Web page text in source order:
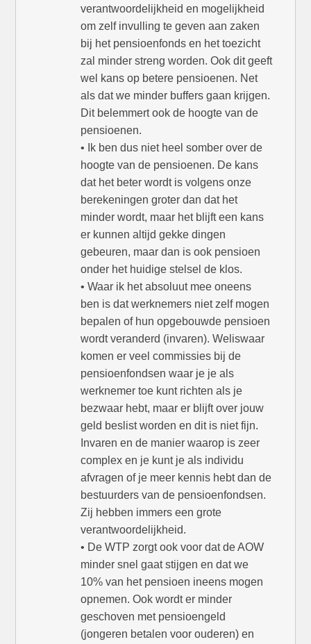
verantwoordelijkheid en mogelijkheid
om zelf invulling te geven aan zaken
bij het pensioenfonds en het toezicht
zal minder streng worden. Ook dit geeft
wel kans op betere pensioenen. Net
als dat we minder buffers gaan krijgen.
Dit belemmert ook de hoogte van de
pensioenen.
• Ik ben dus niet heel somber over de
hoogte van de pensioenen. De kans
dat het beter wordt is volgens onze
berekeningen groter dan dat het
minder wordt, maar het blijft een kans
er kunnen altijd gekke dingen
gebeuren, maar dan is ook pensioen
onder het huidige stelsel de klos.
• Waar ik het absoluut mee oneens
ben is dat werknemers niet zelf mogen
bepalen of hun opgebouwde pensioen
wordt veranderd (invaren). Weliswaar
komen er veel commissies bij de
pensioenfondsen waar je je als
werknemer toe kunt richten als je
bezwaar hebt, maar er blijft over jouw
geld beslist worden en dit is niet fijn.
Invaren en de manier waarop is zeer
complex en je kunt je als individu
afvragen of je meer kennis hebt dan de
bestuurders van de pensioenfondsen.
Zij hebben immers een grote
verantwoordelijkheid.
• De WTP zorgt ook voor dat de AOW
minder snel gaat stijgen en dat we
10% van het pensioen ineens mogen
opnemen. Ook wordt er minder
geschoven met pensioengeld
(jongeren betalen voor ouderen) en